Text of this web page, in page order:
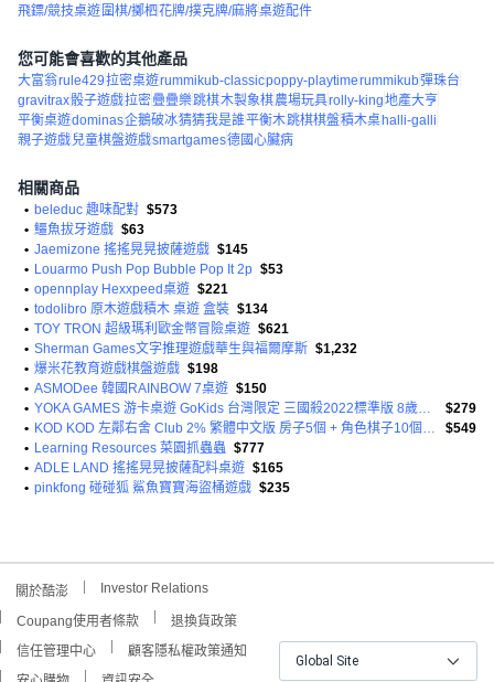
飛鏢/競技桌遊圍棋/擲柶花牌/撲克牌/麻將桌遊配件
您可能會喜歡的其他產品
大富翁rule429拉密桌遊rummikub-classicpoppy-playtimerummikub彈珠台
gravitrax骰子遊戲拉密疊疊樂跳棋木製象棋農場玩具rolly-king地產大亨
平衡桌遊dominas企鵝破冰猜猜我是誰平衡木跳棋棋盤積木桌 halli-galli
親子遊戲兒童棋盤遊戲smartgames德國心臟病
相關商品
• beleduc 趣味配對 $573
• 鱷魚拔牙遊戲 $63
• Jaemizone 搖搖晃晃披薩遊戲 $145
• Louarmo Push Pop Bubble Pop It 2p $53
• opennplay Hexxpeed桌遊 $221
• todolibro 原木遊戲積木 桌遊 盒裝 $134
• TOY TRON 超級瑪利歐金幣冒險桌遊 $621
• Sherman Games文字推理遊戲華生與福爾摩斯 $1,232
• 爆米花教育遊戲棋盤遊戲 $198
• ASMODee 韓國RAINBOW 7桌遊 $150
•
YOKA GAMES 游卡桌遊 GoKids 台灣限定 三國殺2022標準版 8歲以上 2~10人
$279
•
KOD KOD 左鄰右舍 Club 2% 繁體中文版 房子5個 + 角色棋子10個 + 謎題卡牌84張
$549
• Learning Resources 菜園抓蟲蟲 $777
• ADLE LAND 搖搖晃晃披薩配料桌遊 $165
• pinkfong 碰碰狐 鯊魚寶寶海盜桶遊戲 $235
關於酷澎 Investor Relations
Coupang使用者條款
退換貨政策
信任管理中心
顧客隱私權政策通知
Global Site